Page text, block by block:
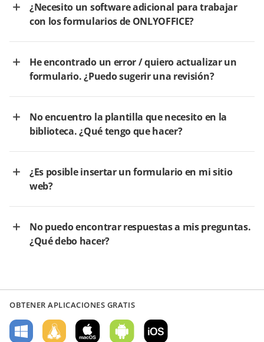
¿Necesito un software adicional para trabajar
con los formularios de ONLYOFFICE?
He encontrado un error / quiero actualizar un
formulario. ¿Puedo sugerir una revisión?
No encuentro la plantilla que necesito en la
biblioteca. ¿Qué tengo que hacer?
¿Es posible insertar un formulario en mi sitio
web?
No puedo encontrar respuestas a mis preguntas.
¿Qué debo hacer?
OBTENER APLICACIONES GRATIS